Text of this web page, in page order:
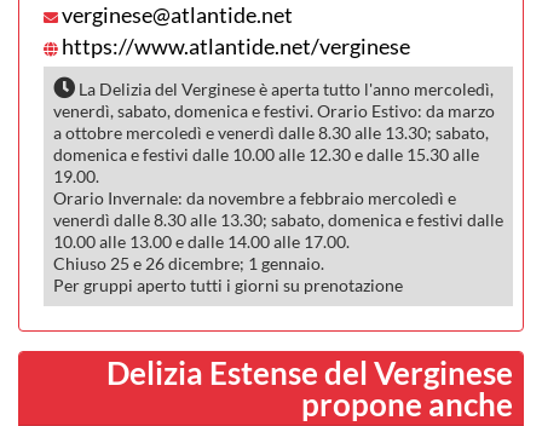
verginese@atlantide.net
https://www.atlantide.net/verginese
La Delizia del Verginese è aperta tutto l'anno mercoledì,
venerdì, sabato, domenica e festivi. Orario Estivo: da marzo
a ottobre mercoledì e venerdì dalle 8.30 alle 13.30; sabato,
domenica e festivi dalle 10.00 alle 12.30 e dalle 15.30 alle
19.00.
Orario Invernale: da novembre a febbraio mercoledì e
venerdì dalle 8.30 alle 13.30; sabato, domenica e festivi dalle
10.00 alle 13.00 e dalle 14.00 alle 17.00.
Chiuso 25 e 26 dicembre; 1 gennaio.
Per gruppi aperto tutti i giorni su prenotazione
Delizia Estense del Verginese
propone anche